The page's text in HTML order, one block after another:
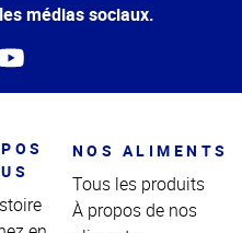
médias sociaux.
NOS ALIMENTS
Tous les produits
À propos de nos